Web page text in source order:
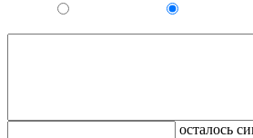
осталось